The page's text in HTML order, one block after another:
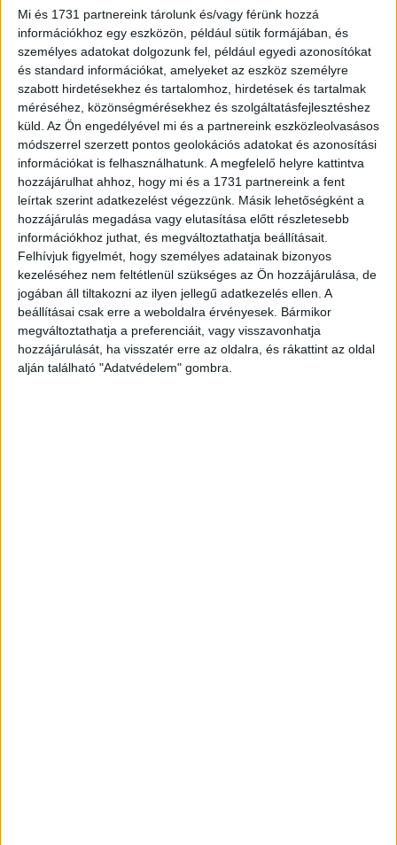
Mi és 1731 partnereink tárolunk és/vagy férünk hozzá
információkhoz egy eszközön, például sütik formájában, és
személyes adatokat dolgozunk fel, például egyedi azonosítókat
és standard információkat, amelyeket az eszköz személyre
szabott hirdetésekhez és tartalomhoz, hirdetések és tartalmak
méréséhez, közönségmérésekhez és szolgáltatásfejlesztéshez
küld. Az Ön engedélyével mi és a partnereink eszközleolvasásos
módszerrel szerzett pontos geolokációs adatokat és azonosítási
információkat is felhasználhatunk. A megfelelő helyre kattintva
hozzájárulhat ahhoz, hogy mi és a 1731 partnereink a fent
leírtak szerint adatkezelést végezzünk. Másik lehetőségként a
hozzájárulás megadása vagy elutasítása előtt részletesebb
információkhoz juthat, és megváltoztathatja beállításait.
Felhívjuk figyelmét, hogy személyes adatainak bizonyos
kezeléséhez nem feltétlenül szükséges az Ön hozzájárulása, de
jogában áll tiltakozni az ilyen jellegű adatkezelés ellen. A
beállításai csak erre a weboldalra érvényesek. Bármikor
megváltoztathatja a preferenciáit, vagy visszavonhatja
hozzájárulását, ha visszatér erre az oldalra, és rákattint az oldal
alján található "Adatvédelem" gombra.
Barabás Miklós – Axmann
József
Petőfi Sándor
mellképe
1860
65 000 Ft
Barabás Miklós – Axmann
József
Petőfi Sándor
mellképe, acélmetszet
1860
120 000 Ft
Eladva